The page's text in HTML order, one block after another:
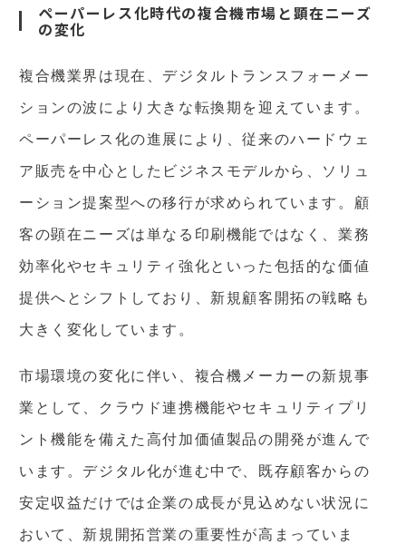
ペーパーレス化時代の複合機市場と顕在ニーズ
の変化
複合機業界は現在、デジタルトランスフォーメー
ションの波により大きな転換期を迎えています。
ペーパーレス化の進展により、従来のハードウェ
ア販売を中心としたビジネスモデルから、ソリュ
ーション提案型への移行が求められています。顧
客の顕在ニーズは単なる印刷機能ではなく、業務
効率化やセキュリティ強化といった包括的な価値
提供へとシフトしており、新規顧客開拓の戦略も
大きく変化しています。
市場環境の変化に伴い、複合機メーカーの新規事
業として、クラウド連携機能やセキュリティプリ
ント機能を備えた高付加価値製品の開発が進んで
います。デジタル化が進む中で、既存顧客からの
安定収益だけでは企業の成長が見込めない状況に
おいて、新規開拓営業の重要性が高まっていま